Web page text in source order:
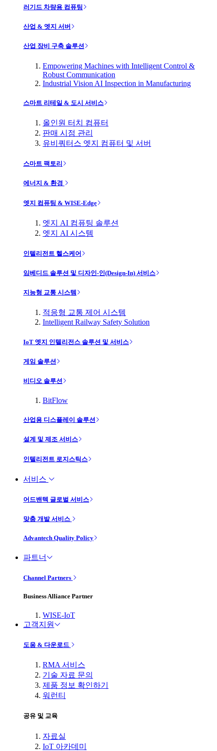
러기드 차량용 컴퓨팅
산업 & 엣지 서버
산업 장비 구축 솔루션
Empowering Machines with Intelligent Control &
Robust Communication
Industrial Vision AI Inspection in Manufacturing
스마트 리테일 & 도시 서비스
올인원 터치 컴퓨터
판매 시점 관리
유비쿼터스 엣지 컴퓨터 및 서버
스마트 팩토리
에너지 & 환경
엣지 컴퓨팅 & WISE-Edge
엣지 AI 컴퓨팅 솔루션
엣지 AI 시스템
인텔리전트 헬스케어
임베디드 솔루션 및 디자인-인(Design-In) 서비스
지능형 교통 시스템
적응형 교통 제어 시스템
Intelligent Railway Safety Solution
IoT 엣지 인텔리전스 솔루션 및 서비스
게임 솔루션
비디오 솔루션
BitFlow
산업용 디스플레이 솔루션
설계 및 제조 서비스
인텔리전트 로지스틱스
서비스
어드밴텍 글로벌 서비스
맞춤 개발 서비스
Advantech Quality Policy
파트너
Channel Partners
Business Alliance Partner
WISE-IoT
고객지원
도움 & 다운로드
RMA 서비스
기술 자료 문의
제품 정보 확인하기
워런티
공유 및 교육
자료실
IoT 아카데미